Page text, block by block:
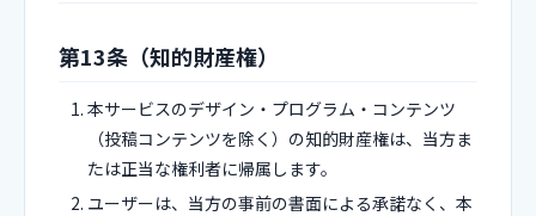
第13条（知的財産権）
本サービスのデザイン・プログラム・コンテンツ
（投稿コンテンツを除く）の知的財産権は、当方ま
たは正当な権利者に帰属します。
ユーザーは、当方の事前の書面による承諾なく、本